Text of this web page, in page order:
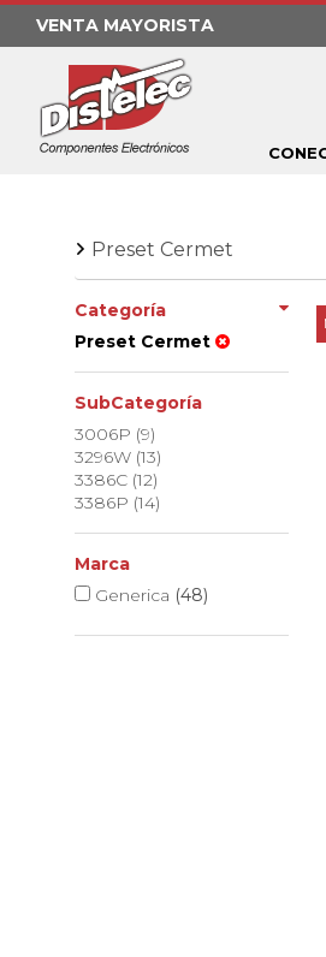
VENTA MAYORISTA
Preset Cermet
Categoría
Preset Cermet
SubCategoría
3006P (9)
3296W (13)
3386C (12)
3386P (14)
Marca
Generica (48)